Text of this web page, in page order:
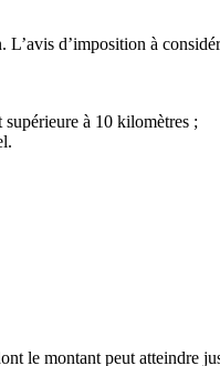
d’imposition à
à 10 kilomètres ;
le montant peut atteindre